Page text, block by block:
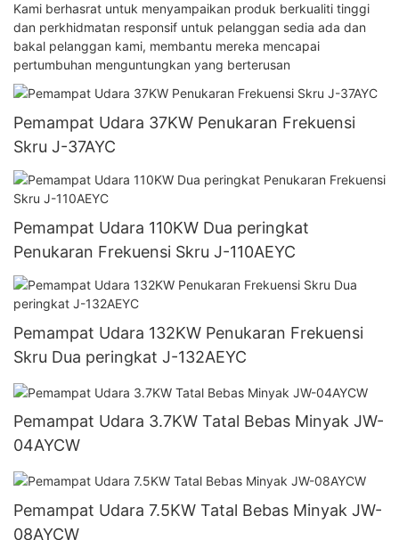
Kami berhasrat untuk menyampaikan produk berkualiti tinggi
dan perkhidmatan responsif untuk pelanggan sedia ada dan
bakal pelanggan kami, membantu mereka mencapai
pertumbuhan menguntungkan yang berterusan
Pemampat Udara 37KW Penukaran Frekuensi
Skru J-37AYC
Pemampat Udara 110KW Dua peringkat
Penukaran Frekuensi Skru J-110AEYC
Pemampat Udara 132KW Penukaran Frekuensi
Skru Dua peringkat J-132AEYC
Pemampat Udara 3.7KW Tatal Bebas Minyak JW-
04AYCW
Pemampat Udara 7.5KW Tatal Bebas Minyak JW-
08AYCW